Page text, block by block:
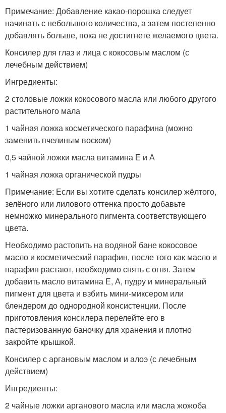
Примечание: Добавление какао-порошка следует
начинать с небольшого количества, а затем постепенно
добавлять больше, пока не достигнете желаемого цвета.
Консилер для глаз и лица с кокосовым маслом (с
лечебным действием)
Ингредиенты:
2 столовые ложки кокосового масла или любого другого
растительного мала
1 чайная ложка косметического парафина (можно
заменить пчелиным воском)
0,5 чайной ложки масла витамина Е и А
1 чайная ложка органической пудры
Примечание: Если вы хотите сделать консилер жёлтого,
зелёного или лилового оттенка просто добавьте
немножко минерального пигмента соответствующего
цвета.
Необходимо растопить на водяной бане кокосовое
масло и косметический парафин, после того как масло и
парафин растают, необходимо снять с огня. Затем
добавить масло витамина Е, А, пудру и минеральный
пигмент для цвета и взбить мини-миксером или
блендером до однородной консистенции. После
приготовления консилера перелейте его в
пастеризованную баночку для хранения и плотно
закройте крышкой.
Консилер с аргановым маслом и алоэ (с лечебным
действием)
Ингредиенты:
2 чайные ложки арганового масла или масла жожоба